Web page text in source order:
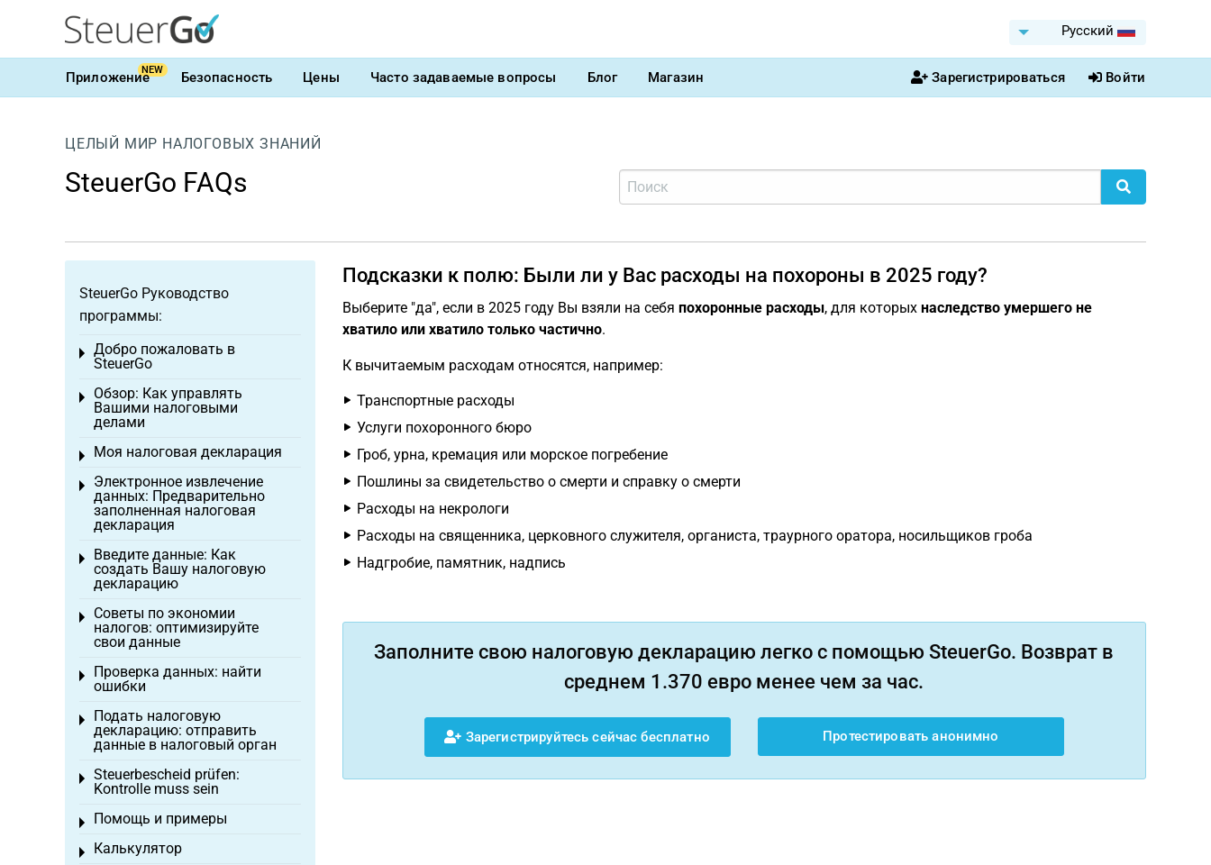
Pусский
ПриложениеNEW Безопасность Цены Часто задаваемые вопросы Блог Магазин Зарегистрироваться Войти
ЦЕЛЫЙ МИР НАЛОГОВЫХ ЗНАНИЙ
SteuerGo FAQs
Подсказки к полю: Были ли у Вас расходы на похороны в 2025 году?
Выберите "да", если в 2025 году Вы взяли на себя похоронные расходы, для которых наследство умершего не
хватило или хватило только частично.
К вычитаемым расходам относятся, например:
Транспортные расходы
Услуги похоронного бюро
Гроб, урна, кремация или морское погребение
Пошлины за свидетельство о смерти и справку о смерти
Расходы на некрологи
Расходы на священника, церковного служителя, органиста, траурного оратора, носильщиков гроба
Надгробие, памятник, надпись
Заполните свою налоговую декларацию легко с помощью SteuerGo. Возврат в
среднем 1.370 евро менее чем за час.
Зарегистрируйтесь сейчас бесплатно Протестировать анонимно
SteuerGo Руководство
программы:
Добро пожаловать в
SteuerGo
Toggle menu
Обзор: Как управлять
Вашими налоговыми
делами
Toggle menu
Моя налоговая декларация
Toggle menu
Электронное извлечение
данных: Предварительно
заполненная налоговая
декларация
Toggle menu
Введите данные: Как
создать Вашу налоговую
декларацию
Toggle menu
Советы по экономии
налогов: оптимизируйте
свои данные
Toggle menu
Проверка данных: найти
ошибки
Toggle menu
Подать налоговую
декларацию: отправить
данные в налоговый орган
Toggle menu
Steuerbescheid prüfen:
Kontrolle muss sein
Toggle menu
Помощь и примеры
Toggle menu
Калькулятор
Toggle menu